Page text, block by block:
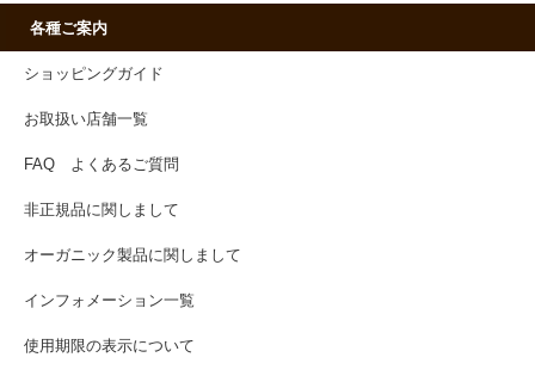
各種ご案内
ショッピングガイド
お取扱い店舗一覧
FAQ よくあるご質問
非正規品に関しまして
オーガニック製品に関しまして
インフォメーション一覧
使用期限の表示について